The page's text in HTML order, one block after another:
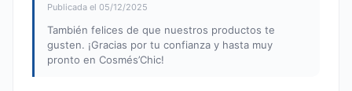
Publicada el 05/12/2025
También felices de que nuestros productos te
gusten. ¡Gracias por tu confianza y hasta muy
pronto en Cosmés’Chic!